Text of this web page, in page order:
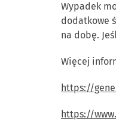
Wypadek
dodatkowe
na dobę.
Więcej
https://
https://